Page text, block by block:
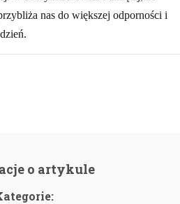
nas do większej odporności i
o artykule